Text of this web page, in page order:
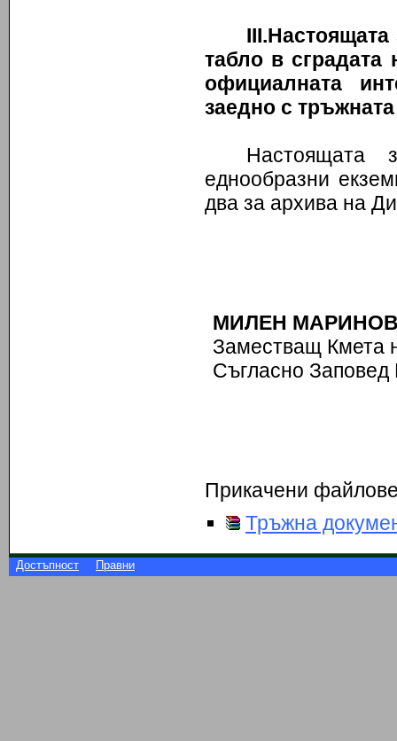
III
табло в
официалната
заедно с
Настоящата
еднообразни
два за архива на
МИЛЕН
Заместващ Кмета
Съгласно Заповед
Прикачени
Тръжна
Достъпност Правни